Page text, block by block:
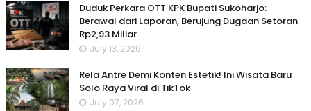
Duduk Perkara OTT KPK Bupati Sukoharjo:
Berawal dari Laporan, Berujung Dugaan Setoran
Rp2,93 Miliar
July 13, 2026
Rela Antre Demi Konten Estetik! Ini Wisata Baru
Solo Raya Viral di TikTok
July 07, 2026